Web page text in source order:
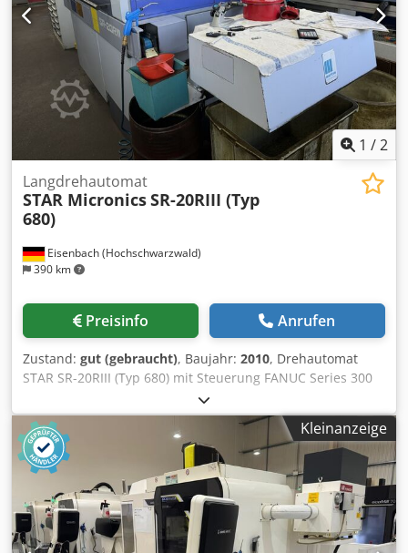
1 /2
Eisenbach (Hochschwarzwald)
390 km
Langdrehautomat
STAR MicronicsSR-20RIII (Typ
680)
Preisinfo Anrufen
Zustand: gut (gebraucht), Baujahr: 2010, Drehautomat
STAR SR-20RIII (Typ 680) mit Steuerung FANUC Series 300
iS Model A, Serien-Nr. 0781 (062), Baujahr 2010,
Betriebsstunden gem. Geschäftsleitung geschätzt ca.
26.931 Bh, Späneförderer MAYFRAM, Stangenlader FMB
Turbo 2-20 Dsdpoztddqefx Alaekr
Kleinanzeige